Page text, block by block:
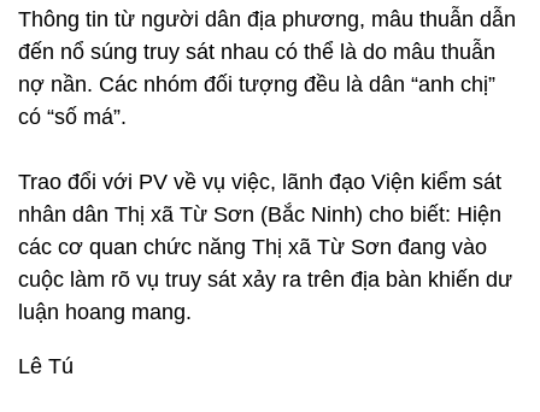
Thông tin từ người dân địa phương, mâu thuẫn dẫn
đến nổ súng truy sát nhau có thể là do mâu thuẫn
nợ nần. Các nhóm đối tượng đều là dân “anh chị”
có “số má”.
Trao đổi với PV về vụ việc, lãnh đạo Viện kiểm sát
nhân dân Thị xã Từ Sơn (Bắc Ninh) cho biết: Hiện
các cơ quan chức năng Thị xã Từ Sơn đang vào
cuộc làm rõ vụ truy sát xảy ra trên địa bàn khiến dư
luận hoang mang.
Lê Tú